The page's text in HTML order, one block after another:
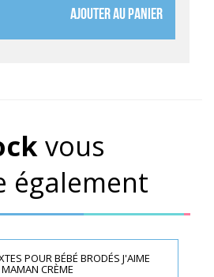
AJOUTER AU PANIER
vous
également
POUR BÉBÉ BRODÉS J'AIME
MAMAN CRÈME